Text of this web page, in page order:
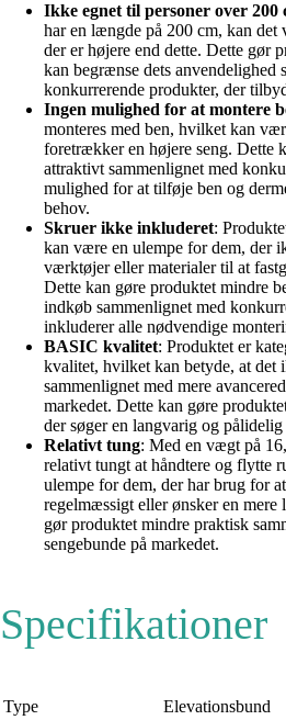
Ikke egnet til personer over 200
har en længde på 200 cm, kan det
der er højere end dette. Dette gør
kan begrænse dets anvendelighed
konkurrerende produkter, der
Ingen mulighed for at montere
monteres med ben, hvilket kan
foretrækker en højere seng. Dette
attraktivt sammenlignet med
mulighed for at tilføje ben og
behov.
Skruer ikke inkluderet:
kan være en ulempe for dem, der
værktøjer eller materialer til at
Dette kan gøre produktet mindre
indkøb sammenlignet med
inkluderer alle nødvendige
BASIC kvalitet: Produktet er
kvalitet, hvilket kan betyde, at det
sammenlignet med mere
markedet. Dette kan gøre
der søger en langvarig og
Relativt tung: Med en vægt på
relativt tungt at håndtere og flytte
ulempe for dem, der har brug for
regelmæssigt eller ønsker en
gør produktet mindre praktisk
sengebunde på markedet.
Specifikationer
Type
Elevationsbund